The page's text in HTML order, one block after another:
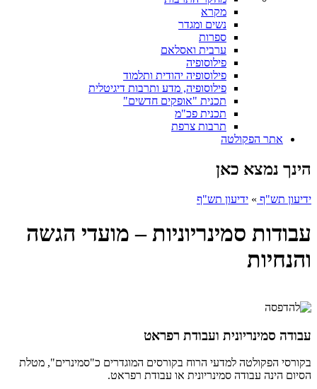
מקרא
נשים ומגדר
ספרות
ערבית ואסלאם
פילוסופיה
פילוסופיה יהודית ותלמוד
פילוסופיה, מדע ותרבות דיגיטלית
תכנית "אופקים חדשים"
תכנית פכ"מ
תרבות צרפת
אתר הפקולטה
הינך נמצא כאן
ידיעון תש"ף » ידיעון תש"ף
עבודות סמינריוניות – מועדי הגשה
והנחיות
עבודה סמינריונית ועבודת רפראט
בקורסי הפקולטה למדעי הרוח בקורסים המוגדרים כ"סמינרים", מטלת
הסיום הינה עבודה סמינריונית או עבודת רפראט.